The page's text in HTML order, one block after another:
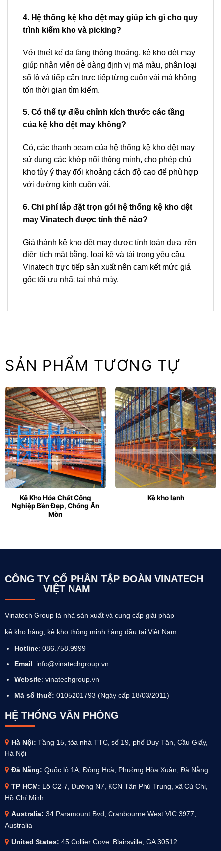
4. Hệ thống kệ kho dệt may giúp ích gì cho quy
trình kiểm kho và picking?
Với thiết kế đa tầng thông thoáng, kệ kho dệt may
giúp nhân viên dễ dàng định vị mã màu, phân loại
số lô và tiếp cận trực tiếp từng cuộn vải mà không
tốn thời gian tìm kiếm.
5. Có thể tự điều chỉnh kích thước các tầng
của kệ kho dệt may không?
Có, các thanh beam của hệ thống kệ kho dệt may
sử dụng các khớp nối thông minh, cho phép chủ
kho tùy ý thay đổi khoảng cách độ cao để phù hợp
với đường kính cuộn vải.
6. Chi phí lắp đặt trọn gói hệ thống kệ kho dệt
may Vinatech được tính thế nào?
Giá thành kệ kho dệt may được tính toán dựa trên
diện tích mặt bằng, loại kệ và tải trọng yêu cầu.
Vinatech trực tiếp sản xuất nên cam kết mức giá
gốc tối ưu nhất tại nhà máy.
SẢN PHẨM TƯƠNG TỰ
Kệ Kho Hóa Chất Công
Nghiệp Bền Đẹp, Chống Ăn
Mòn
Kệ kho lạnh
CÔNG TY CỔ PHẦN TẬP ĐOÀN VINATECH
VIỆT NAM
Vinatech Group là nhà sản xuất và cung cấp giải pháp
kệ kho hàng, kệ kho thông minh hàng đầu tại Việt Nam.
Hotline: 086.758.9999
Email: info@vinatechgroup.vn
Website: vinatechgroup.vn
Mã số thuế: 0105201793 (Ngày cấp 18/03/2011)
HỆ THỐNG VĂN PHÒNG
Hà Nội: Tầng 15, tòa nhà TTC, số 19, phố Duy Tân, Cầu Giấy,
Hà Nội
Đà Nẵng: Quốc lộ 1A, Đông Hoà, Phường Hòa Xuân, Đà Nẵng
TP HCM: Lô C2-7, Đường N7, KCN Tân Phú Trung, xã Củ Chi,
Hồ Chí Minh
Australia: 34 Paramount Bvd, Cranbourne West VIC 3977,
Australia
United States: 45 Collier Cove, Blairsville, GA 30512